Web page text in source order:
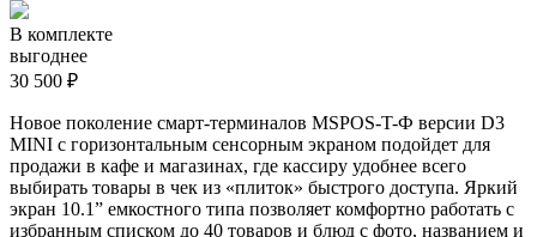
В комплекте
выгоднее
30 500 ₽
Новое поколение смарт-терминалов MSPOS-T-Ф версии D3
MINI с горизонтальным сенсорным экраном подойдет для
продажи в кафе и магазинах, где кассиру удобнее всего
выбирать товары в чек из «плиток» быстрого доступа. Яркий
экран 10.1” емкостного типа позволяет комфортно работать с
избранным списком до 40 товаров и блюд с фото, названием и